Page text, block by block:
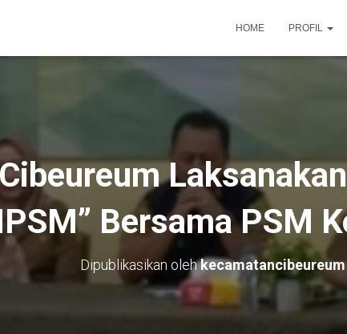
HOME PROFIL
Bersama PSM
Dipublikasikan olehkecamatancibeureum